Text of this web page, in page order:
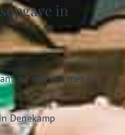
in
offertes met 1
Denekamp